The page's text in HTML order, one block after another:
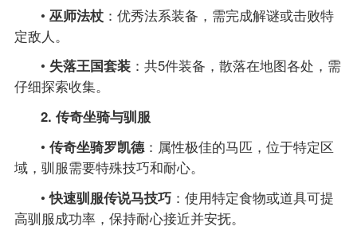
•巫师法杖 ：优秀法系装备，需完成解谜或击败特
定敌人。
• 失落王国套装 ：共5件装备，散落在地图各处，需
仔细探索收集。
2. 传奇坐骑与驯服
•传奇坐骑罗凯德：属性极佳的马匹，位于特定区
域，驯服需要特殊技巧和耐心。
•快速驯服传说马技巧 ：使用特定食物或道具可提
高驯服成功率，保持耐心接近并安抚。